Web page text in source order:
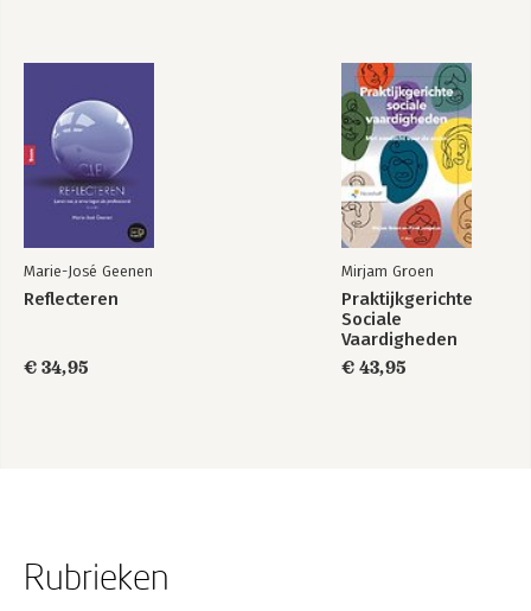
Marie-José Geenen
Reflecteren
€ 34,95
Mirjam Groen
Praktijkgerichte
Sociale
Vaardigheden
€ 43,95
Rubrieken